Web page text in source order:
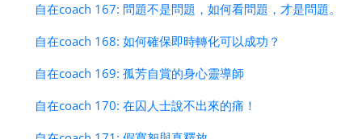
自在coach 167: 問題不是問題，如何看問題，才是問題。
自在coach 168: 如何確保即時轉化可以成功？
自在coach 169: 孤芳自賞的身心靈導師
自在coach 170: 在囚人士說不出來的痛！